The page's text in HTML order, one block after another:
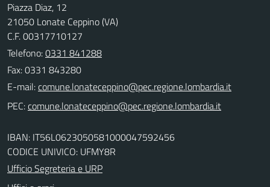
Piazza Diaz, 12
21050 Lonate Ceppino (VA)
C.F. 00317710127
Telefono:0331 841288
Fax: 0331 843280
E-mail:
PEC:
IBAN: IT56L0623050581000047592456
CODICE UNIVICO: UFMY8R
Ufficio Segreteria e URP